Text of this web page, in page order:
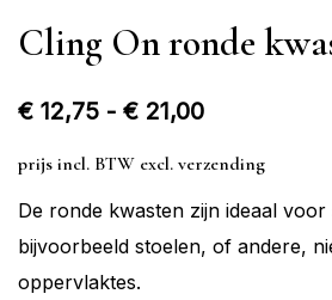
Cling On ronde
€ 12,75 - € 21,00Prijsklasse:
€ 12,75
tot
€ 21,00
prijs incl. BTW excl. verzending
De ronde kwasten zijn ideaal voor
bijvoorbeeld stoelen, of andere,
oppervlaktes.